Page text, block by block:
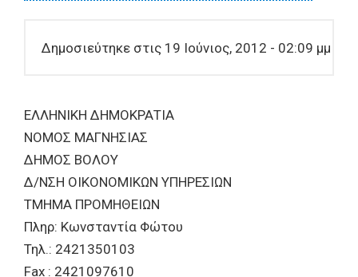
Δημοσιεύτηκε στις 19 Ιούνιος, 2012 - 02:09 μμ
ΕΛΛΗΝΙΚΗ ΔΗΜΟΚΡΑΤΙΑ
ΝΟΜΟΣ ΜΑΓΝΗΣΙΑΣ
ΔΗΜΟΣ ΒΟΛΟΥ
Δ/ΝΣΗ ΟΙΚΟΝΟΜΙΚΩΝ ΥΠΗΡΕΣΙΩΝ
ΤΜΗΜΑ ΠΡΟΜΗΘΕΙΩΝ
Πληρ: Κωνσταντία Φώτου
Τηλ.: 2421350103
Fax : 2421097610